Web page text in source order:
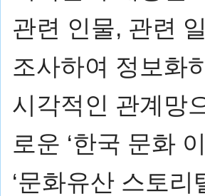
관련 인물, 관련
조사하여 정보화
시각적인 관계망
로운 ‘한국 문화
‘문화유산 스토